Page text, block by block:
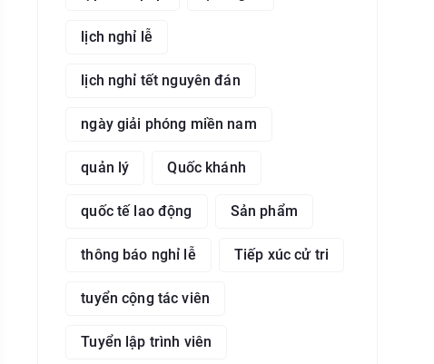
lịch nghỉ lễ
lịch nghỉ tết nguyên đán
ngày giải phóng miền nam
quản lý Quốc khánh
quốc tế lao động Sản phẩm
thông báo nghỉ lễ Tiếp xúc cử tri
tuyển cộng tác viên
Tuyển lập trình viên